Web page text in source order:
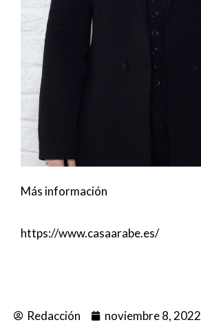
Más información
https://www.casaarabe.es/
Redacción noviembre 8, 2022